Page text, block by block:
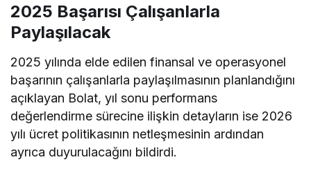
2025 Başarısı Çalışanlarla
Paylaşılacak
2025 yılında elde edilen finansal ve operasyonel
başarının çalışanlarla paylaşılmasının planlandığını
açıklayan Bolat, yıl sonu performans
değerlendirme sürecine ilişkin detayların ise 2026
yılı ücret politikasının netleşmesinin ardından
ayrıca duyurulacağını bildirdi.